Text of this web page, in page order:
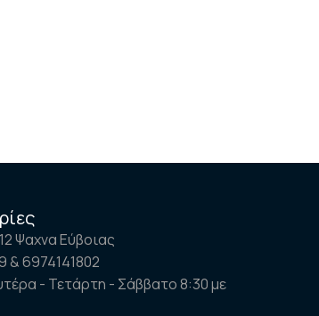
Ψαχνα Εύβοιας
& 6974141802
- Τετάρτη - Σάββατο 8:30 με